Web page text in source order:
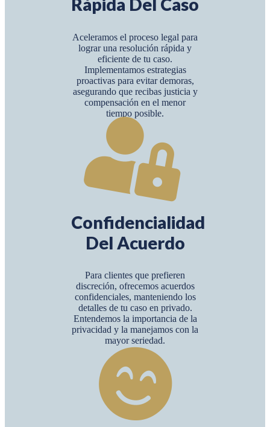
Rápida Del Caso
Aceleramos el proceso legal para
lograr una resolución rápida y
eficiente de tu caso.
Implementamos estrategias
proactivas para evitar demoras,
asegurando que recibas justicia y
compensación en el menor
tiempo posible.
Confidencialidad
Del Acuerdo
Para clientes que prefieren
discreción, ofrecemos acuerdos
confidenciales, manteniendo los
detalles de tu caso en privado.
Entendemos la importancia de la
privacidad y la manejamos con la
mayor seriedad.